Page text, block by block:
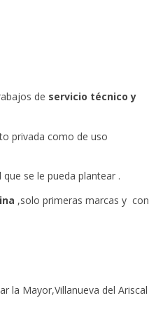
de servicio técnico y
privada como de uso
se le pueda plantear .
,solo primeras marcas y con
la Mayor,Villanueva del Ariscal